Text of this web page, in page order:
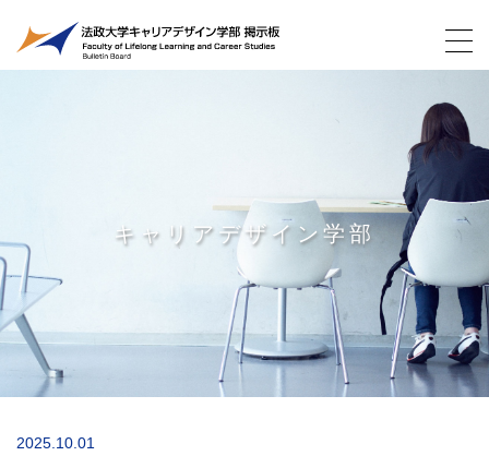
キャリアデザイン学部
2025.10.01